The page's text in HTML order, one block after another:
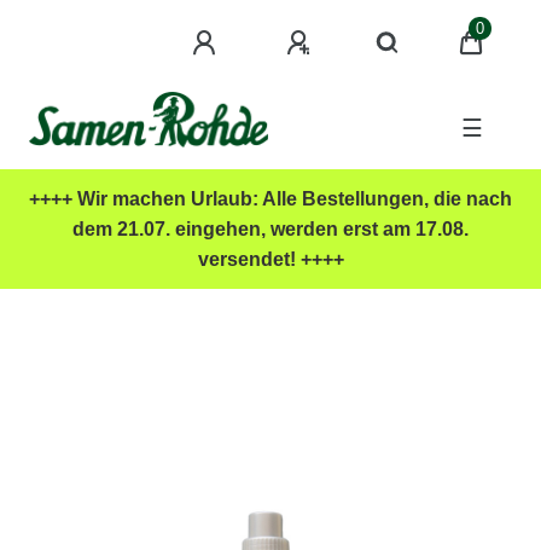
0
☰
++++ Wir machen Urlaub: Alle Bestellungen, die nach
dem 21.07. eingehen, werden erst am 17.08.
versendet! ++++